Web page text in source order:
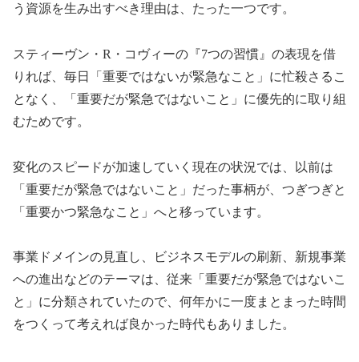
う資源を生み出すべき理由は、たった一つです。
スティーヴン・R・コヴィーの『7つの習慣』の表現を借
りれば、毎日「重要ではないが緊急なこと」に忙殺さるこ
となく、「重要だが緊急ではないこと」に優先的に取り組
むためです。
変化のスピードが加速していく現在の状況では、以前は
「重要だが緊急ではないこと」だった事柄が、つぎつぎと
「重要かつ緊急なこと」へと移っています。
事業ドメインの見直し、ビジネスモデルの刷新、新規事業
への進出などのテーマは、従来「重要だが緊急ではないこ
と」に分類されていたので、何年かに一度まとまった時間
をつくって考えれば良かった時代もありました。